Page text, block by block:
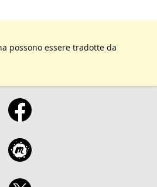
possono essere tradotte da